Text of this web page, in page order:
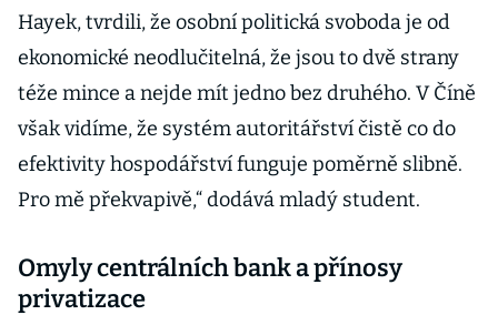
Hayek, tvrdili, že osobní politická svoboda je od
ekonomické neodlučitelná, že jsou to dvě strany
téže mince a nejde mít jedno bez druhého. V Číně
však vidíme, že systém autoritářství čistě co do
efektivity hospodářství funguje poměrně slibně.
Pro mě překvapivě,“ dodává mladý student.
Omyly centrálních bank a přínosy
privatizace